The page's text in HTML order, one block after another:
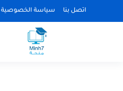
اتصل بنا سياسة الخصوصية